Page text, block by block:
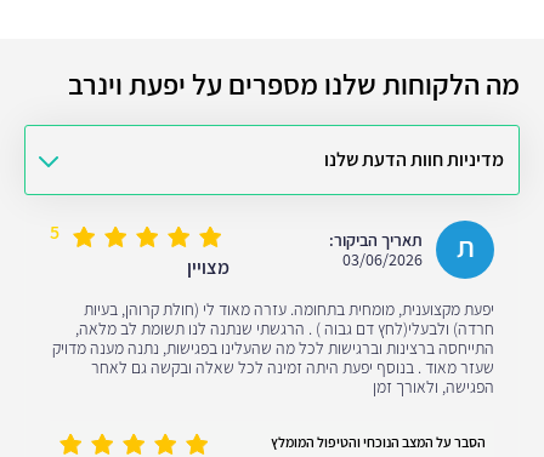
מה הלקוחות שלנו מספרים על יפעת וינרב
ת
תאריך הביקור:
03/06/2026
5
מצויין
יפעת מקצוענית, מומחית בתחומה. עזרה מאוד לי (חולת קרוהן, בעיות
חרדה) ולבעלי(לחץ דם גבוה ) . הרגשתי שנתנה לנו תשומת לב מלאה,
התייחסה ברצינות וברגישות לכל מה שהעלינו בפגישות, נתנה מענה מדויק
שעזר מאוד . בנוסף יפעת היתה זמינה לכל שאלה ובקשה גם לאחר
הפגישה, ולאורך זמן
הסבר על המצב הנוכחי והטיפול המומלץ
מדיניות חוות הדעת שלנו